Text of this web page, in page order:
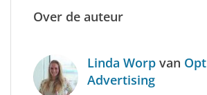
Over de auteur
Linda Worp van
Advertising